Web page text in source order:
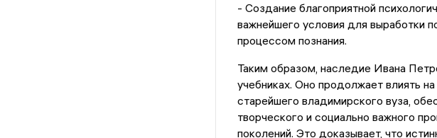
- Создание благоприятной
важнейшего условия для выработки
процессом познания.
Таким образом, наследие Ивана
учебниках. Оно продолжает влиять
старейшего владимирского вуза,
творческого и социально важного
поколений. Это доказывает, что